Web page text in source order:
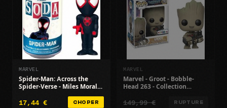
MARVEL
Spider-Man: Across the
Spider-Verse - Miles Morales
17,44 € CHOPER
MARVEL
Marvel - Groot - Bobble-
Head 263 - Collection
149,99 € RUPTURE